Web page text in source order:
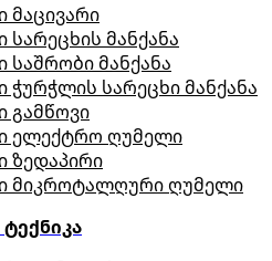
მაცივარი
სარეცხის მანქანა
საშრობი მანქანა
ჭურჭლის სარეცხი მანქანა
გამწოვი
ელექტრო ღუმელი
ზედაპირი
მიკროტალღური ღუმელი